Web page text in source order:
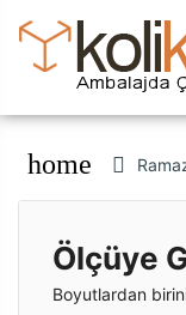
home
Ölçüye
Boyutlardan